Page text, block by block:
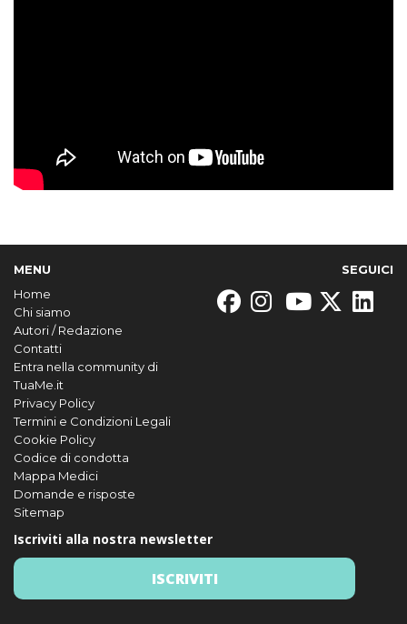
MENU
Home
Chi siamo
Autori / Redazione
Contatti
Entra nella community di
TuaMe.it
Privacy Policy
Termini e Condizioni Legali
Cookie Policy
Codice di condotta
Mappa Medici
Domande e risposte
Sitemap
SEGUICI
Iscriviti alla nostra newsletter
ISCRIVITI